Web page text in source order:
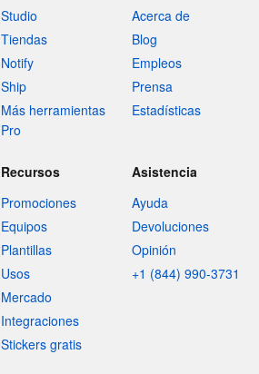
Studio
Tiendas
Notify
Ship
Más herramientas
Pro
Acerca de
Blog
Empleos
Prensa
Estadísticas
Recursos
Promociones
Equipos
Plantillas
Usos
Mercado
Integraciones
Stickers gratis
Asistencia
Ayuda
Devoluciones
Opinión
+1 (844) 990-3731